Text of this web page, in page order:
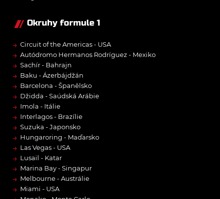
Okruhy formule 1
→ Circuit of the Americas - USA
→ Autódromo Hermanos Rodríguez - Mexiko
→ Sachír - Bahrajn
→ Baku - Ázerbájdžán
→ Barcelona - Španělsko
→ Džidda - Saúdská Arábie
→ Imola - Itálie
→ Interlagos - Brazílie
→ Suzuka - Japonsko
→ Hungaroring - Maďarsko
→ Las Vegas - USA
→ Lusail - Katar
→ Marina Bay - Singapur
→ Melbourne - Austrálie
→ Miami - USA